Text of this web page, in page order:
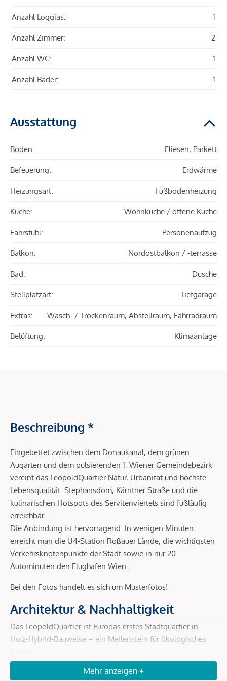
Anzahl Loggias: 1
Anzahl Zimmer: 2
Anzahl WC: 1
Anzahl Bäder: 1
Ausstattung
Boden: Fliesen, Parkett
Befeuerung: Erdwärme
Heizungsart: Fußbodenheizung
Küche: Wohnküche / offene Küche
Fahrstuhl: Personenaufzug
Balkon: Nordostbalkon / -terrasse
Bad: Dusche
Stellplatzart: Tiefgarage
Extras: Wasch- / Trockenraum, Abstellraum, Fahrradraum
Belüftung: Klimaanlage
Beschreibung *
Eingebettet zwischen dem Donaukanal, dem grünen
Augarten und dem pulsierenden 1. Wiener Gemeindebezirk
vereint das LeopoldQuartier Natur, Urbanität und höchste
Lebensqualität. Stephansdom, Kärntner Straße und die
kulinarischen Hotspots des Servitenviertels sind fußläufig
erreichbar.
Die Anbindung ist hervorragend: In wenigen Minuten
erreicht man die U4-Station Roßauer Lände, die wichtigsten
Verkehrsknotenpunkte der Stadt sowie in nur 20
Autominuten den Flughafen Wien.
Bei den Fotos handelt es sich um Musterfotos!
Architektur & Nachhaltigkeit
Das LeopoldQuartier ist Europas erstes Stadtquartier in
Holz-Hybrid-Bauweise – ein Meilenstein für ökologisches
Holz-Hybrid-Konstruktion:bis zu 80 % weniger CO²-
Mehr anzeigen +